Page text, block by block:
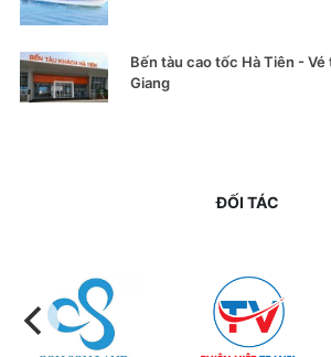
Bến tàu cao tốc Hà Tiên - Vé
Giang
ĐỐI TÁC